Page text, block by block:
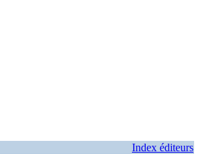
Index éditeurs